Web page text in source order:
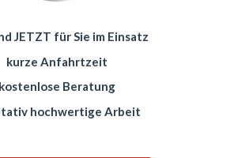
JETZT für Sie im Einsatz
kurze Anfahrtzeit
kostenlose Beratung
hochwertige Arbeit